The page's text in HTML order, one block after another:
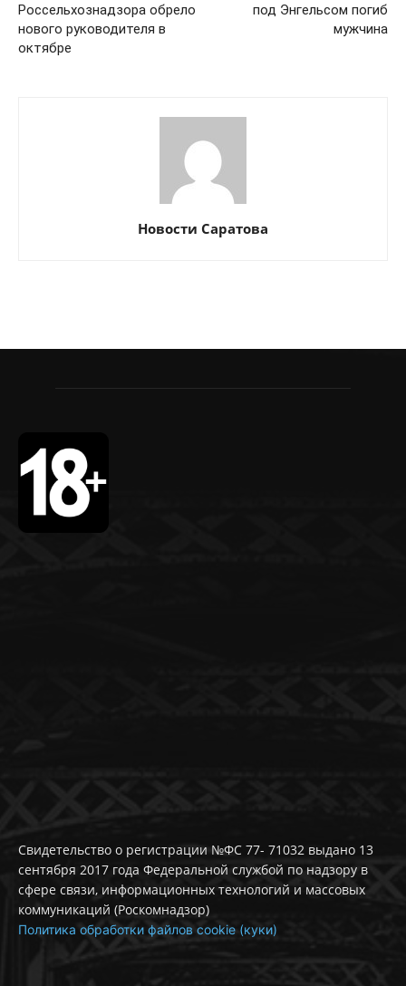
Россельхознадзора обрело
нового руководителя в
октябре
под Энгельсом погиб
мужчина
Новости Саратова
Свидетельство о регистрации №ФС 77- 71032 выдано 13
сентября 2017 года Федеральной службой по надзору в
сфере связи, информационных технологий и массовых
коммуникаций (Роскомнадзор)
Политика обработки файлов cookie (куки)